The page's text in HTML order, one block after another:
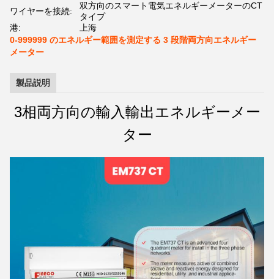
ワイヤーを接続:
双方向のスマート電気エネルギーメーターのCT
タイプ
港:
上海
0-999999 のエネルギー範囲を測定する 3 段階両方向エネルギー
メーター
製品説明
3相両方向の輸入輸出エネルギーメー
ター